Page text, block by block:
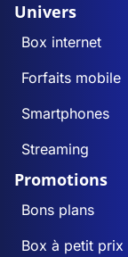
Univers
Box internet
Forfaits mobile
Smartphones
Streaming
Promotions
Bons plans
Box à petit prix